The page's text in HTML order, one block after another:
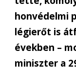
honvédelmi
légierőt is
években –
miniszter a